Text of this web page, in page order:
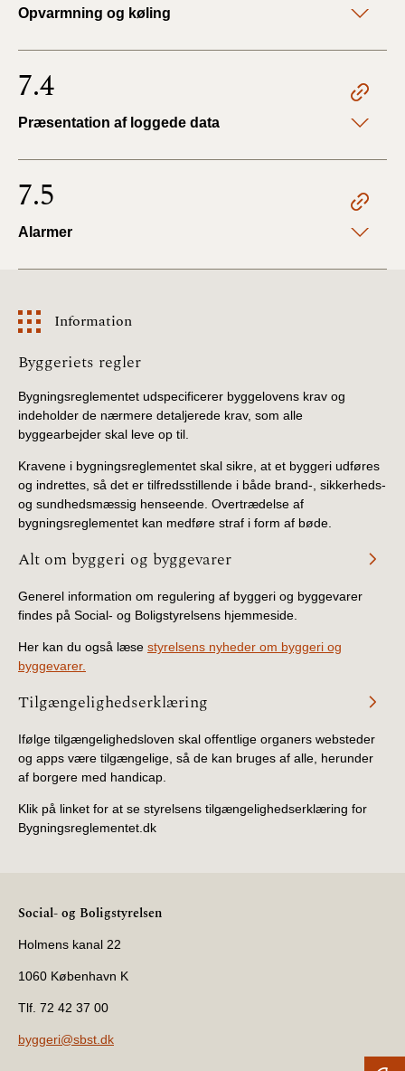
Opvarmning og køling
7.4
Præsentation af loggede data
7.5
Alarmer
Information
Information
Byggeriets regler
Bygningsreglementet udspecificerer byggelovens krav og
indeholder de nærmere detaljerede krav, som alle
byggearbejder skal leve op til.
Kravene i bygningsreglementet skal sikre, at et byggeri udføres
og indrettes, så det er tilfredsstillende i både brand-, sikkerheds-
og sundhedsmæssig henseende. Overtrædelse af
bygningsreglementet kan medføre straf i form af bøde.
Alt om byggeri og byggevarer
Generel information om regulering af byggeri og byggevarer
findes på Social- og Boligstyrelsens hjemmeside.
Her kan du også læse styrelsens nyheder om byggeri og
byggevarer.
Tilgængelighedserklæring
Ifølge tilgængelighedsloven skal offentlige organers websteder
og apps være tilgængelige, så de kan bruges af alle, herunder
af borgere med handicap.
Klik på linket for at se styrelsens tilgængelighedserklæring for
Bygningsreglementet.dk
Social- og Boligstyrelsen
Holmens kanal 22
1060 København K
Tlf. 72 42 37 00
byggeri@sbst.dk